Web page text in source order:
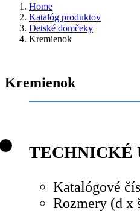
Home
Katalóg produktov
Detské domčeky
Kremienok
Kremienok
TECHNICKÉ
Katalógové
Rozmery (d x